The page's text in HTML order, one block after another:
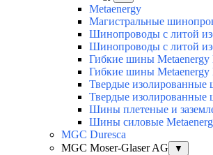
Metaenergy
Магистральные
Шинопроводы с литой
Шинопроводы с литой
Гибкие шины
Гибкие шины
Твердые
Твердые
Шины плетеные и
Шины силовые
MGC Duresca
MGC Moser-Glaser AG
▼